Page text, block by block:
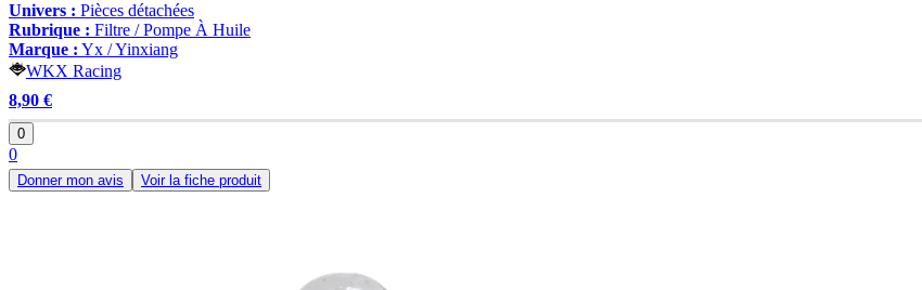
Univers : Pièces détachées
Rubrique : Filtre / Pompe À Huile
Marque : Yx / Yinxiang
WKX Racing
8,90 €
0
0
Donner mon avis Voir la fiche produit